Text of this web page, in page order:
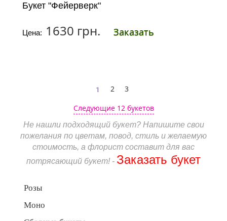
Букет "Фейерверк"
Цена: 1630 грн. Заказать
1 2
3
Следующие 12 букетов
Не нашли подходящий букет? Напишите свои
пожелания по цветам, повод, стиль и желаемую
стоимость, а флорист составит для вас
потрясающий букет! - Заказать букет
Розы
Моно